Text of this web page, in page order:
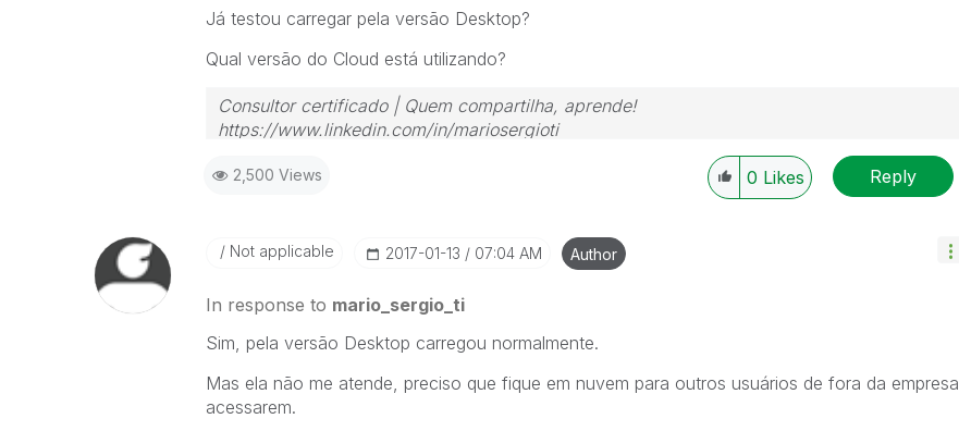
Já testou carregar pela versão Desktop?
Qual versão do Cloud está utilizando?
Consultor certificado | Quem compartilha, aprende!
https://www.linkedin.com/in/mariosergioti
2,500 Views 0 Likes Reply
Not applicable ‎2017-01-13 07:04 AM Author
In response to mario_sergio_ti
Sim, pela versão Desktop carregou normalmente.
Mas ela não me atende, preciso que fique em nuvem para outros usuários de fora da empresa
acessarem.